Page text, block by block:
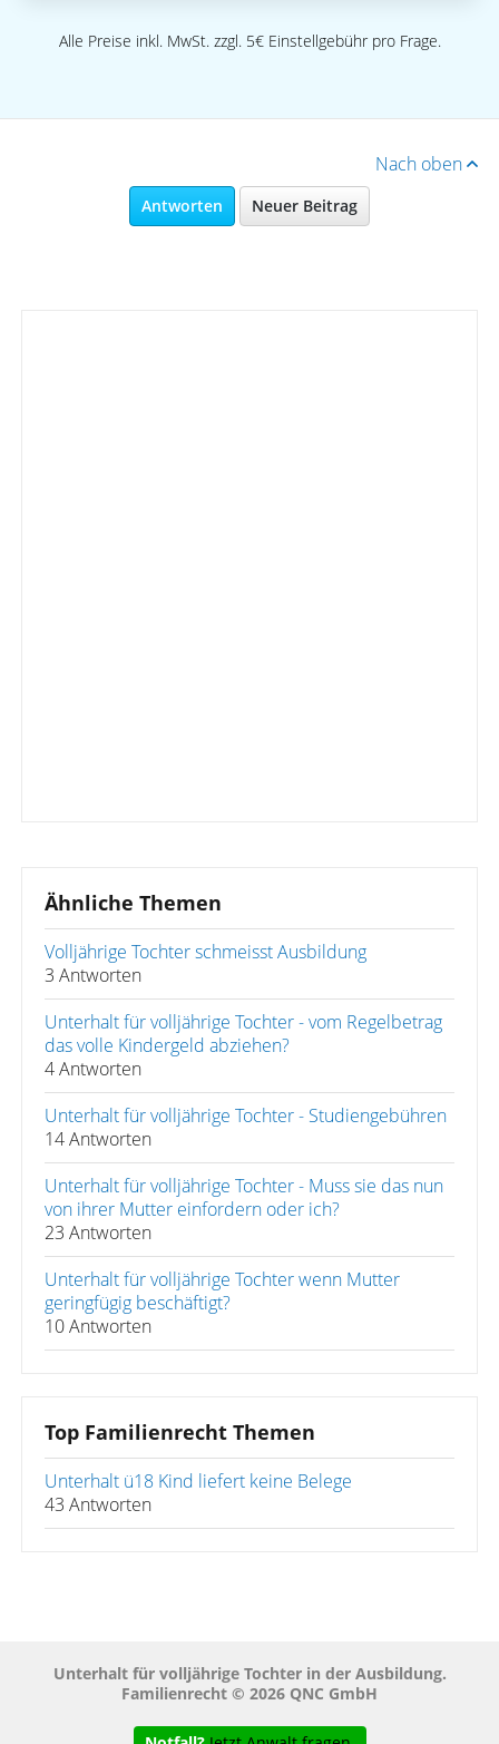
Alle Preise inkl. MwSt. zzgl. 5€ Einstellgebühr pro Frage.
Nach oben
Antworten Neuer Beitrag
Ähnliche Themen
Volljährige Tochter schmeisst Ausbildung
3 Antworten
Unterhalt für volljährige Tochter - vom Regelbetrag
das volle Kindergeld abziehen?
4 Antworten
Unterhalt für volljährige Tochter - Studiengebühren
14 Antworten
Unterhalt für volljährige Tochter - Muss sie das nun
von ihrer Mutter einfordern oder ich?
23 Antworten
Unterhalt für volljährige Tochter wenn Mutter
geringfügig beschäftigt?
10 Antworten
Top Familienrecht Themen
Unterhalt ü18 Kind liefert keine Belege
43 Antworten
Unterhalt für volljährige Tochter in der Ausbildung.
Familienrecht © 2026 QNC GmbH